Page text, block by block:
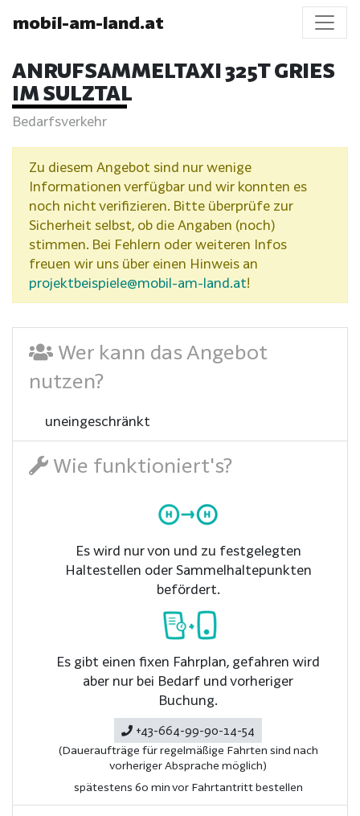
mobil-am-land.at
ANRUFSAMMELTAXI 325T GRIES
IM SULZTAL
Bedarfsverkehr
Zu diesem Angebot sind nur wenige
Informationen verfügbar und wir konnten es
noch nicht verifizieren. Bitte überprüfe zur
Sicherheit selbst, ob die Angaben (noch)
stimmen. Bei Fehlern oder weiteren Infos
freuen wir uns über einen Hinweis an
projektbeispiele@mobil-am-land.at!
Wer kann das Angebot
nutzen?
uneingeschränkt
Wie funktioniert's?
Es wird nur von und zu festgelegten
Haltestellen oder Sammelhaltepunkten
befördert.
Es gibt einen fixen Fahrplan, gefahren wird
aber nur bei Bedarf und vorheriger
Buchung.
+43-664-99-90-14-54
(Daueraufträge für regelmäßige Fahrten sind nach
vorheriger Absprache möglich)
spätestens 60 min vor Fahrtantritt bestellen